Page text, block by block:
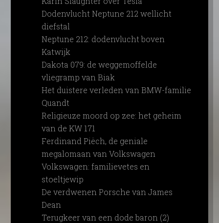
Dodenvlucht Neptune 212 wellicht
diefstal
Neptune 212: dodenvlucht boven
Katwijk
Dakota 079: de weggemoffelde
vliegramp van Biak
Het duistere verleden van BMW-familie
Quandt
Religieuze moord op zee: het geheim
van de KW 171
Ferdinand Piëch, de geniale
megalomaan van Volkswagen
Volkswagen: familievetes en
stoeltjewip
De verdwenen Porsche van James
Dean
Terugkeer van een dode baron (2)